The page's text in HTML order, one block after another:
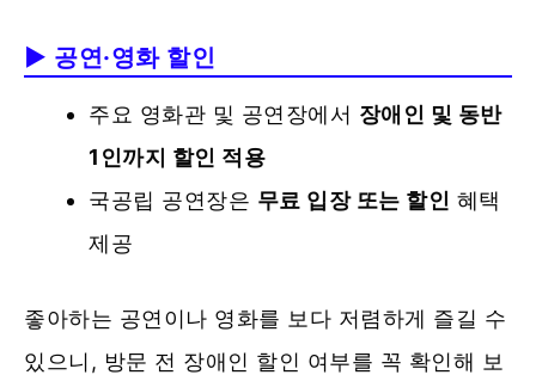
▶ 공연·영화 할인
주요 영화관 및 공연장에서 장애인 및 동반
1인까지 할인 적용
국공립 공연장은 무료 입장 또는 할인 혜택
제공
좋아하는 공연이나 영화를 보다 저렴하게 즐길 수
있으니, 방문 전 장애인 할인 여부를 꼭 확인해 보